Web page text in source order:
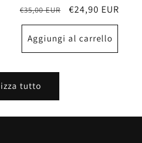
Prezzo
di
listino
€35,00 EUR
Prezzo
scontato
€24,90 EUR
Aggiungi al carrello
tutto